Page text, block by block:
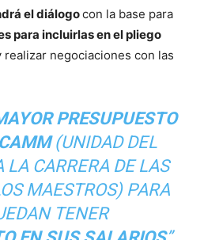
el diálogocon la base para
para incluirlas en el pliego
realizar negociaciones con las
PRESUPUESTO
(UNIDAD DEL
LA CARRERA DE LAS
MAESTROS) PARA
TENER